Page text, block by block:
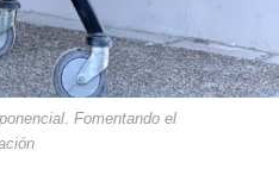
Fomentando el